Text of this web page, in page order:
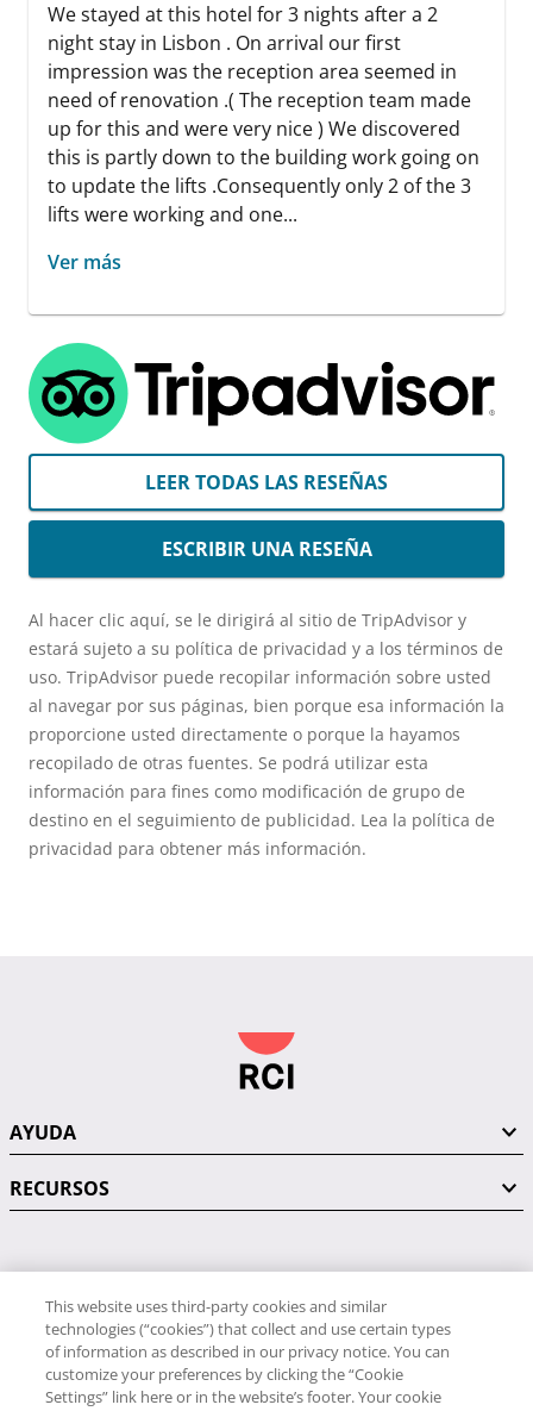
We stayed at this hotel for 3 nights after a 2
night stay in Lisbon . On arrival our first
impression was the reception area seemed in
need of renovation .( The reception team made
up for this and were very nice ) We discovered
this is partly down to the building work going on
to update the lifts .Consequently only 2 of the 3
lifts were working and one...
Ver más
LEER TODAS LAS RESEÑAS
ESCRIBIR UNA RESEÑA
Al hacer clic aquí, se le dirigirá al sitio de TripAdvisor y
estará sujeto a su política de privacidad y a los términos de
uso. TripAdvisor puede recopilar información sobre usted
al navegar por sus páginas, bien porque esa información la
proporcione usted directamente o porque la hayamos
recopilado de otras fuentes. Se podrá utilizar esta
información para fines como modificación de grupo de
destino en el seguimiento de publicidad. Lea la política de
privacidad para obtener más información.
AYUDA
RECURSOS
PÓNGASE EN CONTACTO CON NOSOTROS
This website uses third-party cookies and similar
technologies (“cookies”) that collect and use certain types
of information as described in our privacy notice. You can
customize your preferences by clicking the “Cookie
Settings” link here or in the website’s footer. Your cookie